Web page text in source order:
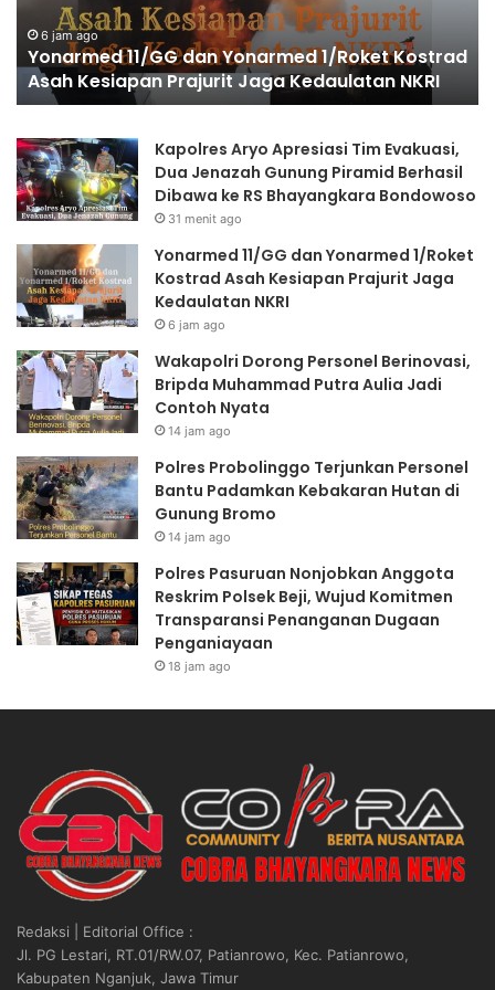
Putra
Aulia
Jadi
Contoh
Nyata
14 jam ago
Wakapolri Dorong Personel Berinovasi, Bripda
Muhammad Putra Aulia Jadi Contoh Nyata
Kapolres Aryo Apresiasi Tim Evakuasi,
Dua Jenazah Gunung Piramid Berhasil
Dibawa ke RS Bhayangkara Bondowoso
31 menit ago
Yonarmed 11/GG dan Yonarmed 1/Roket
Kostrad Asah Kesiapan Prajurit Jaga
Kedaulatan NKRI
6 jam ago
Wakapolri Dorong Personel Berinovasi,
Bripda Muhammad Putra Aulia Jadi
Contoh Nyata
14 jam ago
Polres Probolinggo Terjunkan Personel
Bantu Padamkan Kebakaran Hutan di
Gunung Bromo
14 jam ago
Polres Pasuruan Nonjobkan Anggota
Reskrim Polsek Beji, Wujud Komitmen
Transparansi Penanganan Dugaan
Penganiayaan
18 jam ago
Redaksi | Editorial Office :
Jl. PG Lestari, RT.01/RW.07, Patianrowo, Kec. Patianrowo,
Kabupaten Nganjuk, Jawa Timur